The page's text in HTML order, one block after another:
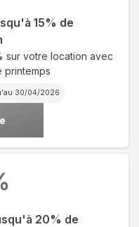
15% de
sur votre location avec
printemps
30/04/2026
20% de